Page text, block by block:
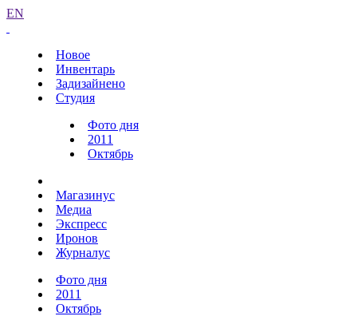
EN
Новое
Инвентарь
Задизайнено
Студия
Фото дня
2011
Октябрь
Магазинус
Медиа
Экспресс
Иронов
Журналус
Фото дня
2011
Октябрь